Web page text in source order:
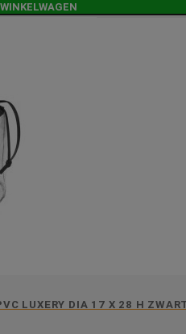
LUXERY DIA 17 X 28 H